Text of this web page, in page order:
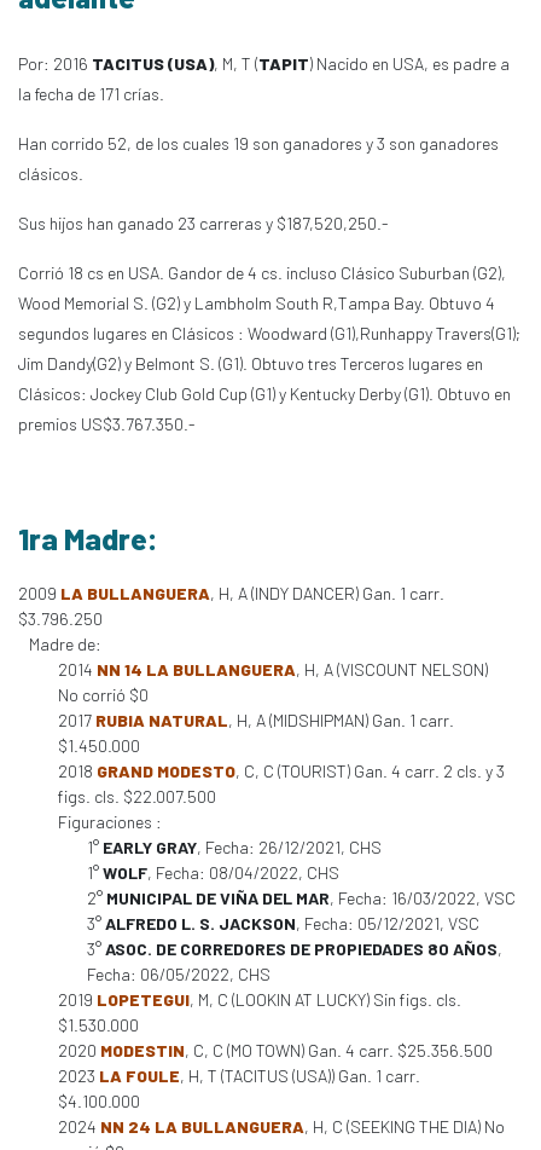
Por: 2016 TACITUS (USA), M, T (TAPIT) Nacido en USA, es padre a
la fecha de 171 crías.
Han corrido 52, de los cuales 19 son ganadores y 3 son ganadores
clásicos.
Sus hijos han ganado 23 carreras y $187,520,250.-
Corrió 18 cs en USA. Gandor de 4 cs. incluso Clásico Suburban (G2),
Wood Memorial S. (G2) y Lambholm South R,Tampa Bay. Obtuvo 4
segundos lugares en Clásicos : Woodward (G1),Runhappy Travers(G1);
Jim Dandy(G2) y Belmont S. (G1). Obtuvo tres Terceros lugares en
Clásicos: Jockey Club Gold Cup (G1) y Kentucky Derby (G1). Obtuvo en
premios US$3.767.350.-
1ra Madre:
2009 LA BULLANGUERA, H, A (INDY DANCER) Gan. 1 carr.
$3.796.250
Madre de:
2014 NN 14 LA BULLANGUERA, H, A (VISCOUNT NELSON)
No corrió $0
2017 RUBIA NATURAL, H, A (MIDSHIPMAN) Gan. 1 carr.
$1.450.000
2018 GRAND MODESTO, C, C (TOURIST) Gan. 4 carr. 2 cls. y 3
figs. cls. $22.007.500
Figuraciones :
1° EARLY GRAY, Fecha: 26/12/2021, CHS
1°WOLF, Fecha: 08/04/2022, CHS
2° MUNICIPAL DE VIÑA DEL MAR, Fecha: 16/03/2022, VSC
3°ALFREDO L. S. JACKSON, Fecha: 05/12/2021, VSC
3°ASOC. DE CORREDORES DE PROPIEDADES 80 AÑOS,
Fecha: 06/05/2022, CHS
2019 LOPETEGUI, M, C (LOOKIN AT LUCKY) Sin figs. cls.
$1.530.000
2020 MODESTIN, C, C (MO TOWN) Gan. 4 carr. $25.356.500
2023 LA FOULE, H, T (TACITUS (USA)) Gan. 1 carr.
$4.100.000
2024 NN 24 LA BULLANGUERA, H, C (SEEKING THE DIA) No